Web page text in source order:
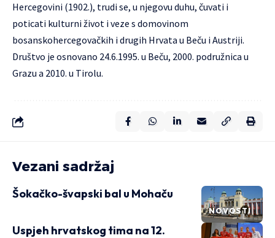
Hercegovini (1902.), trudi se, u njegovu duhu, čuvati i
poticati kulturni život i veze s domovinom
bosanskohercegovačkih i drugih Hrvata u Beču i Austriji.
Društvo je osnovano 24.6.1995. u Beču, 2000. podružnica u
Grazu a 2010. u Tirolu.
Vezani sadržaj
NOVOSTI
Šokačko-švapski bal u Mohaču
Uspjeh hrvatskog tima na 12.